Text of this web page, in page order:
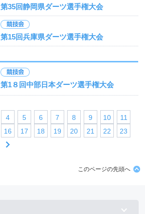
第35回静岡県ダーツ選手権大会
第15回兵庫県ダーツ選手権大会
第1８回中部日本ダーツ選手権大会
4 5 6 7 8 9 10
11
16 17 18 19 20 21 22
23
このページの先頭へ